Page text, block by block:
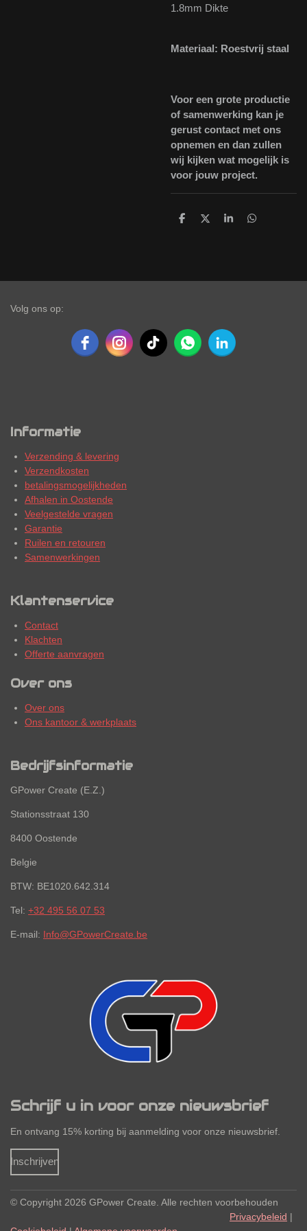
1.8mm Dikte
Materiaal: Roestvrij staal
Voor een grote productie
of samenwerking kan je
gerust contact met ons
opnemen en dan zullen
wij kijken wat mogelijk is
voor jouw project.
D
D
S
D
Volg ons op:
Informatie
Verzending & levering
Verzendkosten
betalingsmogelijkheden
Afhalen in Oostende
Veelgestelde vragen
Garantie
Ruilen en retouren
Samenwerkingen
Klantenservice
Contact
Klachten
Offerte aanvragen
Over ons
Over ons
Ons kantoor & werkplaats
Bedrijfsinformatie
GPower Create (E.Z.)
Stationsstraat 130
8400 Oostende
Belgie
BTW: BE1020.642.314
Tel: +32 495 56 07 53
E-mail: Info@GPowerCreate.be
Schrijf u in voor onze nieuwsbrief
En ontvang 15% korting bij aanmelding voor onze nieuwsbrief.
Inschrijven
© Copyright 2026 GPower Create. Alle rechten voorbehouden
Privacybeleid |